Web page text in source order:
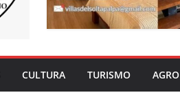
CULTURA TURISMO AGRO